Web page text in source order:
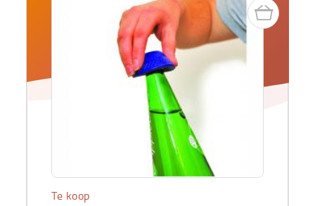
Te koop